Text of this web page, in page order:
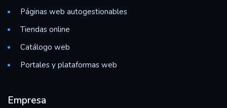
Páginas web autogestionables
Tiendas online
Catálogo web
Portales y plataformas web
Empresa